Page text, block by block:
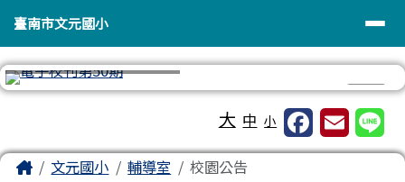
臺南市文元國小
導覽列
臺南市文元國小
大 中 小
主內容區域
Home文元國小 輔導室 校園公告
頁尾區域